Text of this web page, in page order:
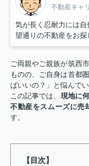
不動産キャ
気が長く忍耐力には
望通りの不動産をお探
ご両親やご親族が筑西
ものの、ご自身は首都
ばいいの？」と悩んで
この記事では、 現地に
不動産をスムーズに売
す。
【目次】